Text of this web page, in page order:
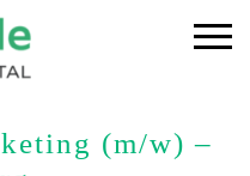
(m/w) –